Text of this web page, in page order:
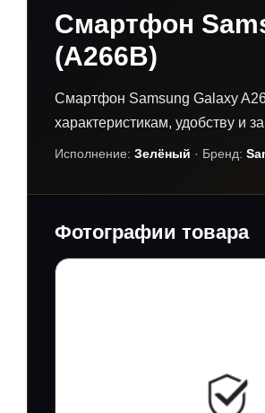
Смартфон
(A266B)
Смартфон Samsung Galaxy
характеристикам, удобству и
Исполнение: Зелёный · Бренд:
Фотографии товара